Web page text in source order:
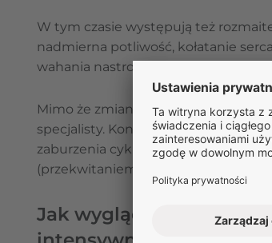
W tym czasie występują też
nadmierna potliwość, kołatanie
wahania nastroju, spadek libido i
Mimo że zmiany te są typowe dla
specjalisty. Kontrolne badania, w
zaburzenia cyklu miesiączkowego
(przekwitaniem), a nie innych
Jak wygląda miesiączka